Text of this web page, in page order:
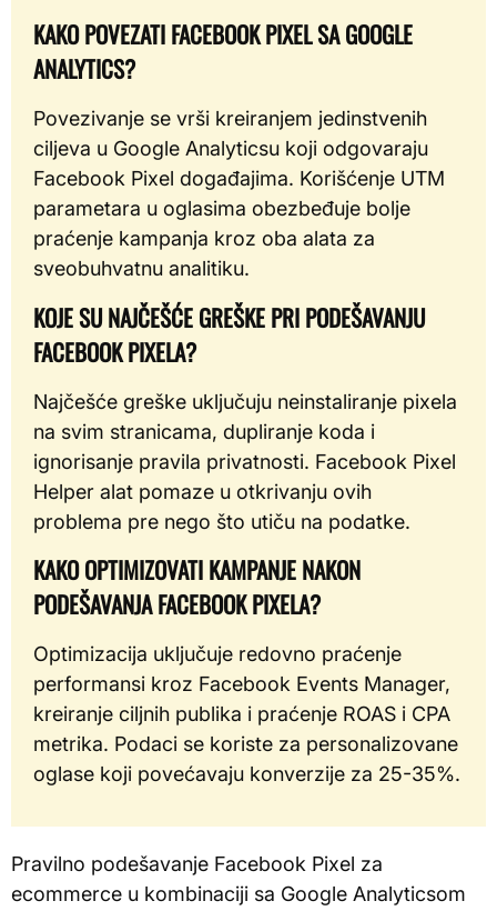
KAKO POVEZATI FACEBOOK PIXEL SA GOOGLE
ANALYTICS?
Povezivanje se vrši kreiranjem jedinstvenih
ciljeva u Google Analyticsu koji odgovaraju
Facebook Pixel događajima. Korišćenje UTM
parametara u oglasima obezbeđuje bolje
praćenje kampanja kroz oba alata za
sveobuhvatnu analitiku.
KOJE SU NAJČEŠĆE GREŠKE PRI PODEŠAVANJU
FACEBOOK PIXELA?
Najčešće greške uključuju neinstaliranje pixela
na svim stranicama, dupliranje koda i
ignorisanje pravila privatnosti. Facebook Pixel
Helper alat pomaze u otkrivanju ovih
problema pre nego što utiču na podatke.
KAKO OPTIMIZOVATI KAMPANJE NAKON
PODEŠAVANJA FACEBOOK PIXELA?
Optimizacija uključuje redovno praćenje
performansi kroz Facebook Events Manager,
kreiranje ciljnih publika i praćenje ROAS i CPA
metrika. Podaci se koriste za personalizovane
oglase koji povećavaju konverzije za 25-35%.
Pravilno podešavanje Facebook Pixel za
ecommerce u kombinaciji sa Google Analyticsom